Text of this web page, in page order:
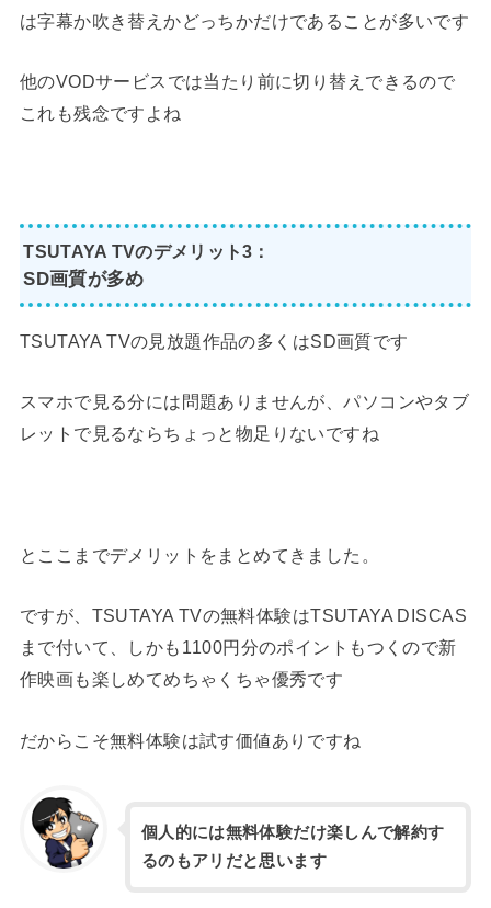
は字幕か吹き替えかどっちかだけであることが多いです
他のVODサービスでは当たり前に切り替えできるので
これも残念ですよね
TSUTAYA TVのデメリット3：
SD画質が多め
TSUTAYA TVの見放題作品の多くはSD画質です
スマホで見る分には問題ありませんが、パソコンやタブ
レットで見るならちょっと物足りないですね
とここまでデメリットをまとめてきました。
ですが、TSUTAYA TVの無料体験はTSUTAYA DISCAS
まで付いて、しかも1100円分のポイントもつくので新
作映画も楽しめてめちゃくちゃ優秀です
だからこそ無料体験は試す価値ありですね
個人的には無料体験だけ楽しんで解約す
るのもアリだと思います